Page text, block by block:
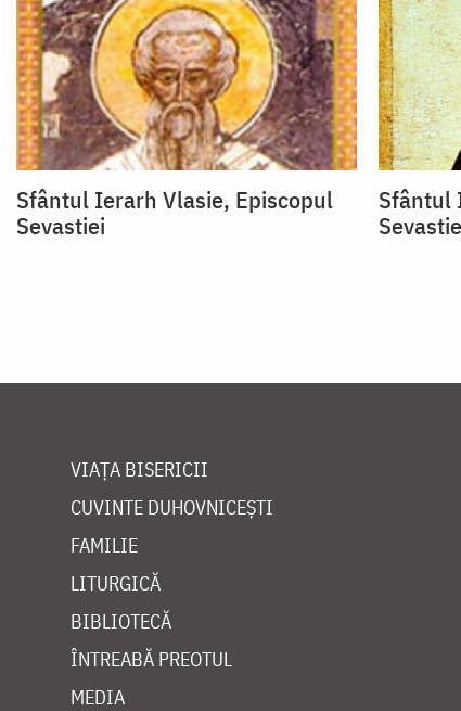
Sfântul Ierarh Vlasie, Episcopul
Sevastiei
Sfântul
VIAȚA BISERICII
CUVINTE DUHOVNICEȘTI
FAMILIE
LITURGICĂ
BIBLIOTECĂ
ÎNTREABĂ PREOTUL
MEDIA